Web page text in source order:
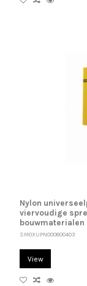
Nylon
viervoudige
bouwmaterialen
SM0XUPN000800403
View